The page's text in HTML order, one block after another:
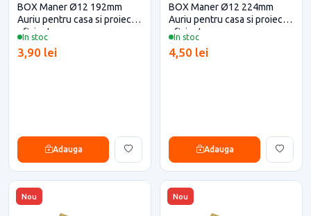
In stoc
BOX Maner Ø12 192mm
Auriu pentru casa si proiecte
eficiente
3,90 lei
Adauga
In stoc
BOX Maner Ø12 224mm
Auriu pentru casa si proiecte
eficiente
4,50 lei
Adauga
Nou Nou